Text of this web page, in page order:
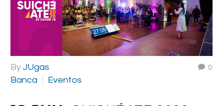
0
By JUgas
Banca
Eventos